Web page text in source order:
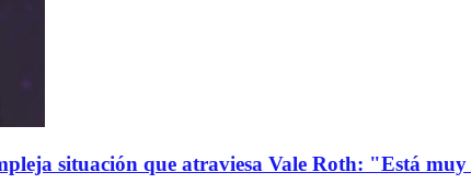
situación que atraviesa Vale Roth: "Está